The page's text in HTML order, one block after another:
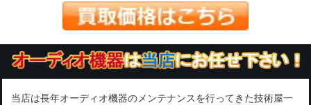
当店は長年オーディオ機器のメンテナンスを行ってきた技術屋一